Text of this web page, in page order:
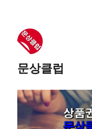
문상클럽